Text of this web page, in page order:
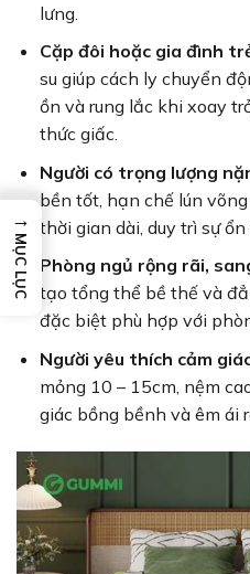
lưng.
Cặp đôi hoặc gia đình
su giúp cách ly chuyển
ồn và rung lắc khi xoay
thức giấc.
Người có trọng lượng
bền tốt, hạn chế lún
thời gian dài, duy trì sự
Phòng ngủ rộng rãi,
tạo tổng thể bề thế và
đặc biệt phù hợp với
Người yêu thích cảm
mỏng 10 – 15cm, nệm
giác bồng bềnh và êm ái
→
MỤC LỤC